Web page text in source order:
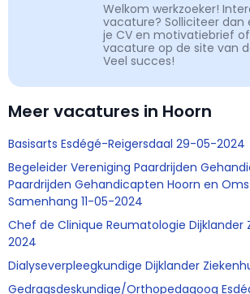
Welkom werkzoeker!
vacature? Solliciteer
je CV en motivatiebrief
vacature op de site van
Veel succes!
Meer vacatures in Hoorn
Basisarts Esdégé-Reigersdaal 29-05-2024
Begeleider Vereniging Paardrijden
Paardrijden Gehandicapten Hoorn en
Samenhang 11-05-2024
Chef de Clinique Reumatologie Dijklander
2024
Dialyseverpleegkundige Dijklander
Gedragsdeskundige/Orthopedagoog